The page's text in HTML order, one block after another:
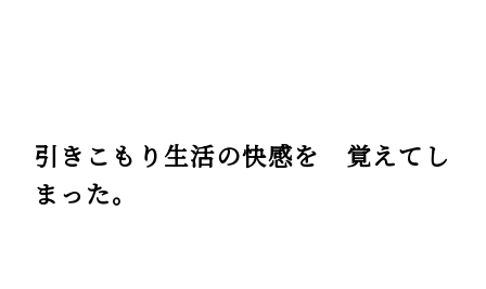
引きこもり生活の快感を 覚えてし
まった。